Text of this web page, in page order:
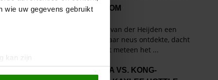
wie uw gegevens gebruikt
kan zijn